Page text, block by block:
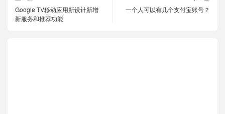
Google TV移动应用新设计新增
新服务和推荐功能
一个人可以有几个支付宝账号？